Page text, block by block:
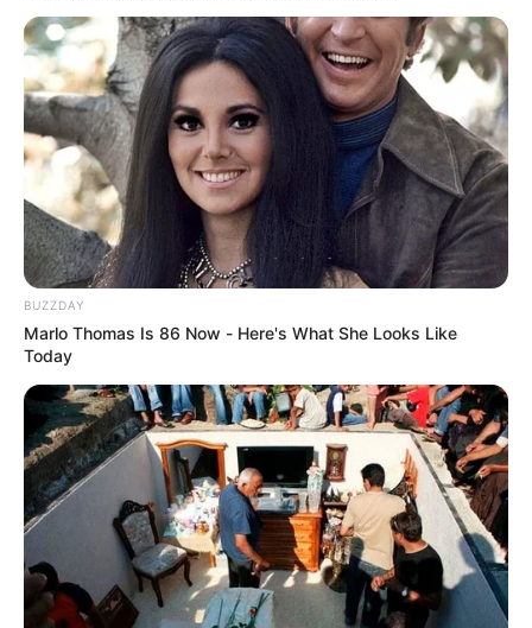
REGIOTRAM DE OCCIDENTE
LOCALIDAD DE SUBA
BUZZDAY
Marlo Thomas Is 86 Now - Here's What She Looks Like
Today